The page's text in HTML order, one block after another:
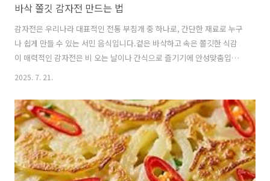
바삭 쫄깃 감자전 만드는 법
감자전은 우리나라 대표적인 전통 부침개 중 하나로, 간단한 재료로 누구
나 쉽게 만들 수 있는 서민 음식입니다.겉은 바삭하고 속은 쫄깃한 식감
이 매력적인 감자전은 비 오는 날이나 간식으로 즐기기에 안성맞춤입니
다. 맛있는 감자전을 만드는 방법을 자세히 알아보겠습니다. 🍥 감자전
입니다.다른 부침개와 달리 밀가루를 거의 사용하지 않아 감자 본연의 담
백한 맛을 그대로 느낄 수 있습니다.겉은 바삭하고 속은 쫀득한 맛이 특
징이며, 뜨거울 때 먹으면 고소한 향과 함께 부드러운 식감을 즐길 수 있
습니다.감자전은 계절을 가리지 않고 언제든 만들어 먹을 수 있어 많은
사람들이 사랑하는 음식입니다.특히 비 오는 날에는 감자전의 고소한 향
이 더욱 매력..
2025. 7. 21.